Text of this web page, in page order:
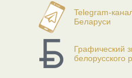
Telegram-
Беларуси
Графический
белорусского